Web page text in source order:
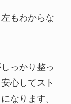
もわからな
っかり整っ
心してスト
なります。